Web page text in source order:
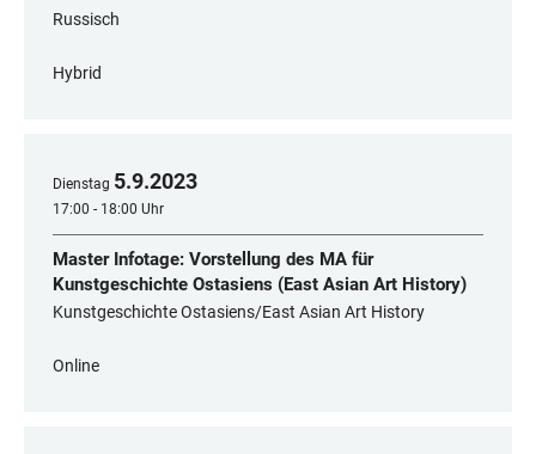
Russisch
Hybrid
Dienstag 5.9.2023
17:00 - 18:00 Uhr
Master Infotage: Vorstellung des MA für
Kunstgeschichte Ostasiens (East Asian Art History)
Kunstgeschichte Ostasiens/East Asian Art History
Online